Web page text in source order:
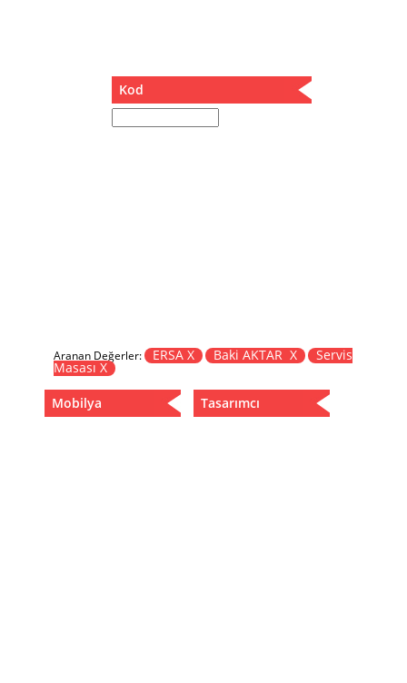
Separatör
Kod
Aranan Değerler: ERSA X Baki AKTAR X Servis
Masası X
Mobilya Tasarımcı